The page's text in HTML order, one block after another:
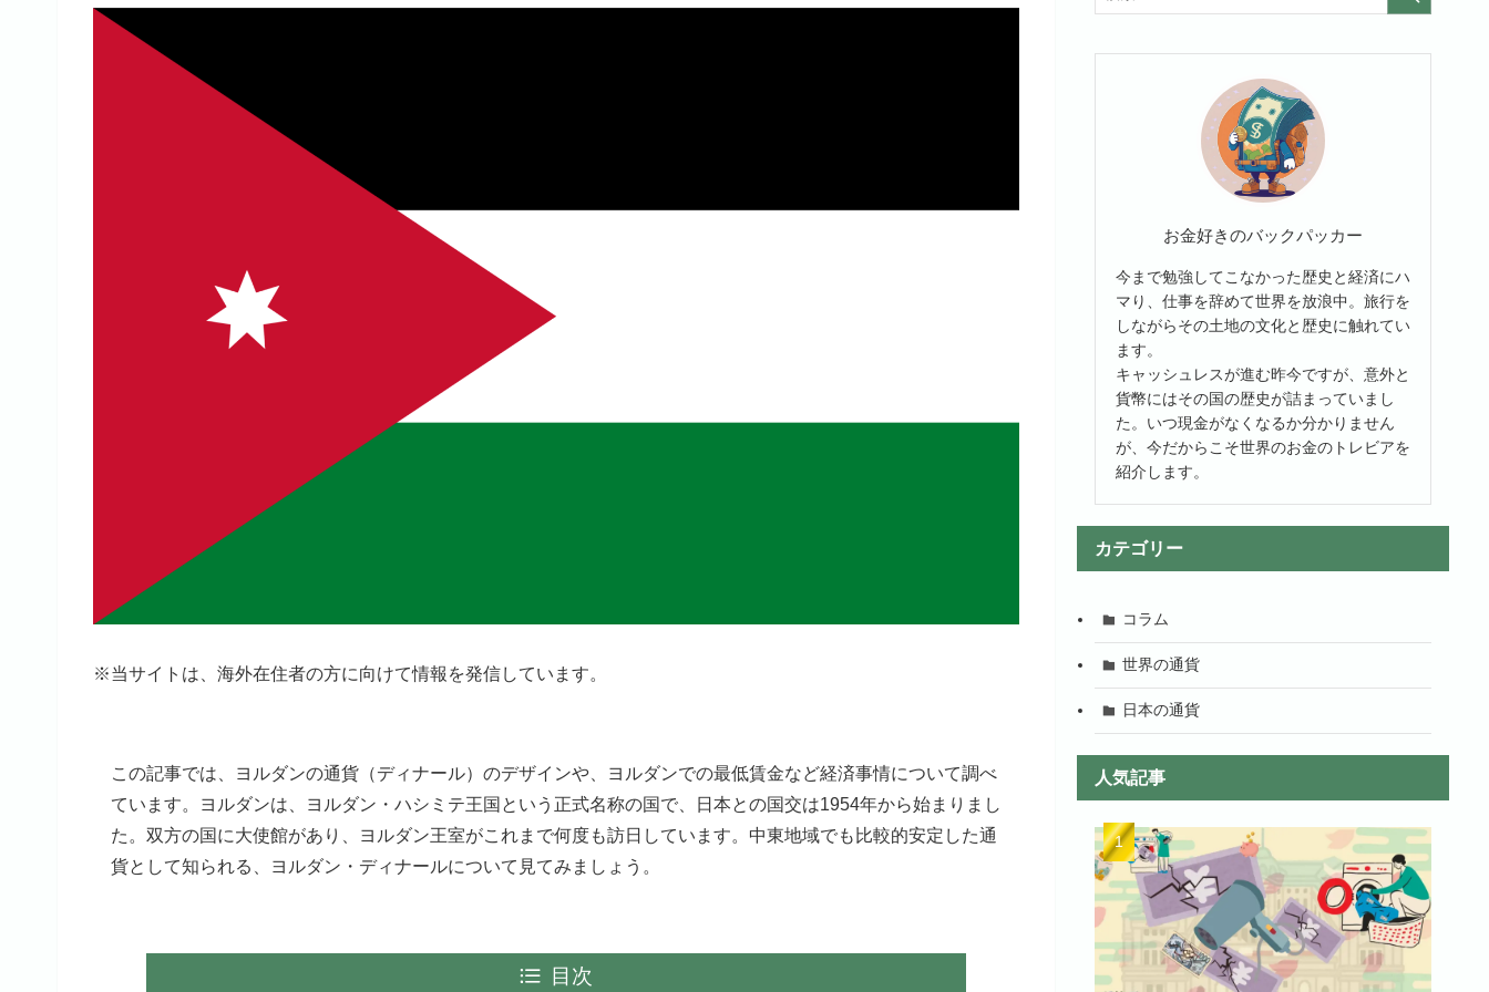
※当サイトは、海外在住者の方に向けて情報を発信しています。
この記事では、ヨルダンの通貨（ディナール）のデザインや、ヨルダンでの最低賃金など経済事情について調べ
ています。ヨルダンは、ヨルダン・ハシミテ王国という正式名称の国で、日本との国交は1954年から始まりまし
た。双方の国に大使館があり、ヨルダン王室がこれまで何度も訪日しています。中東地域でも比較的安定した通
貨として知られる、ヨルダン・ディナールについて見てみましょう。
目次
お金好きのバックパッカー
今まで勉強してこなかった歴史と経済にハ
マり、仕事を辞めて世界を放浪中。旅行を
しながらその土地の文化と歴史に触れてい
ます。
キャッシュレスが進む昨今ですが、意外と
貨幣にはその国の歴史が詰まっていまし
た。いつ現金がなくなるか分かりません
が、今だからこそ世界のお金のトレビアを
紹介します。
カテゴリー
コラム
世界の通貨
日本の通貨
人気記事